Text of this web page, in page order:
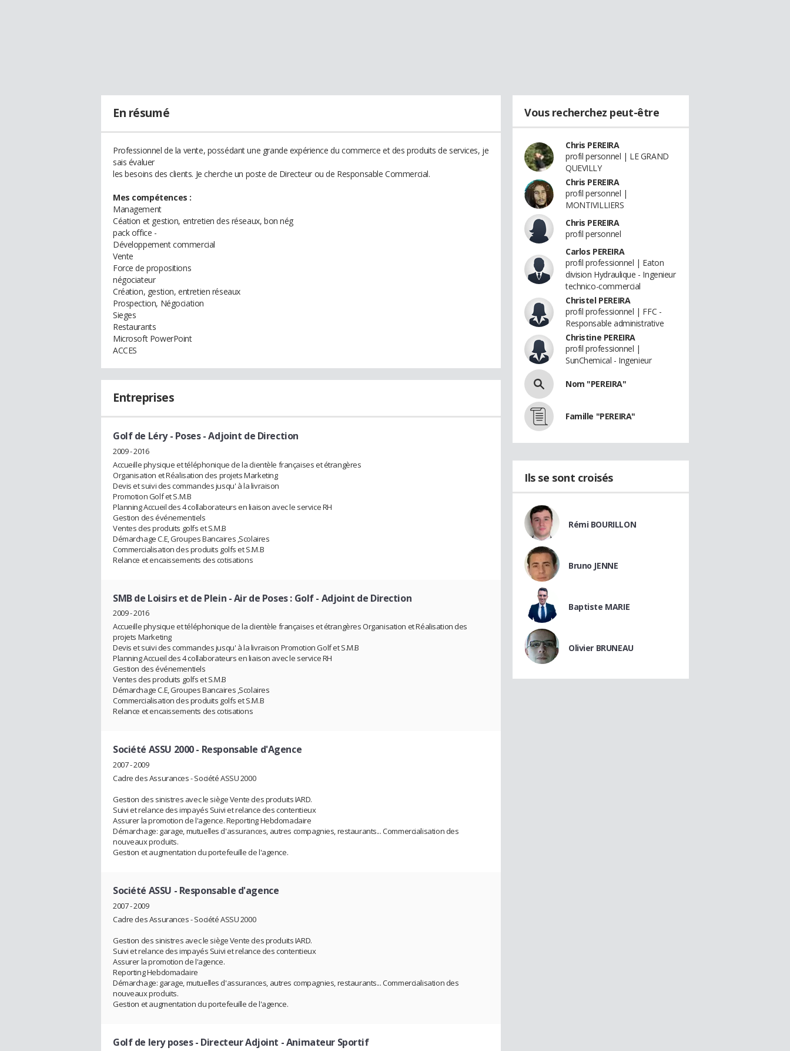
En résumé
Professionnel de la vente, possédant une grande expérience du commerce et des produits de services, je
sais évaluer
les besoins des clients. Je cherche un poste de Directeur ou de Responsable Commercial.
Mes compétences :
Management
Céation et gestion, entretien des réseaux, bon nég
pack office -
Développement commercial
Vente
Force de propositions
négociateur
Création, gestion, entretien réseaux
Prospection, Négociation
Sieges
Restaurants
Microsoft PowerPoint
ACCES
Entreprises
Golf de Léry - Poses- Adjoint de Direction
2009 - 2016
Accueille physique et téléphonique de la clientèle françaises et étrangères
Organisation et Réalisation des projets Marketing
Devis et suivi des commandes jusqu' à la livraison
Promotion Golf et S.M.B
Planning Accueil des 4 collaborateurs en liaison avec le service RH
Gestion des événementiels
Ventes des produits golfs et S.M.B
Démarchage C.E, Groupes Bancaires ,Scolaires
Commercialisation des produits golfs et S.M.B
Relance et encaissements des cotisations
SMB de Loisirs et de Plein - Air de Poses : Golf- Adjoint de Direction
2009 - 2016
Accueille physique et téléphonique de la clientèle françaises et étrangères Organisation et Réalisation des
projets Marketing
Devis et suivi des commandes jusqu' à la livraison Promotion Golf et S.M.B
Planning Accueil des 4 collaborateurs en liaison avec le service RH
Gestion des événementiels
Ventes des produits golfs et S.M.B
Démarchage C.E, Groupes Bancaires ,Scolaires
Commercialisation des produits golfs et S.M.B
Relance et encaissements des cotisations
Société ASSU 2000- Responsable d'Agence
2007 - 2009
Cadre des Assurances - Société ASSU 2000
Gestion des sinistres avec le siège Vente des produits IARD.
Suivi et relance des impayés Suivi et relance des contentieux
Assurer la promotion de l'agence. Reporting Hebdomadaire
Démarchage: garage, mutuelles d'assurances, autres compagnies, restaurants... Commercialisation des
nouveaux produits.
Gestion et augmentation du portefeuille de l'agence.
Société ASSU - Responsable d'agence
2007 - 2009
Cadre des Assurances - Société ASSU 2000
Gestion des sinistres avec le siège Vente des produits IARD.
Suivi et relance des impayés Suivi et relance des contentieux
Assurer la promotion de l'agence.
Reporting Hebdomadaire
Démarchage: garage, mutuelles d'assurances, autres compagnies, restaurants... Commercialisation des
nouveaux produits.
Gestion et augmentation du portefeuille de l'agence.
Golf de lery poses- Directeur Adjoint - Animateur Sportif
Vous recherchez peut-être
Chris PEREIRA
profil personnel | LE GRAND
QUEVILLY
Chris PEREIRA
profil personnel |
MONTIVILLIERS
Chris PEREIRA
profil personnel
Carlos PEREIRA
profil professionnel | Eaton
division Hydraulique - Ingenieur
technico-commercial
Christel PEREIRA
profil professionnel | FFC -
Responsable administrative
Christine PEREIRA
profil professionnel |
SunChemical - Ingenieur
Nom "PEREIRA"
Famille "PEREIRA"
Ils se sont croisés
Rémi BOURILLON
Bruno JENNE
Baptiste MARIE
Olivier BRUNEAU